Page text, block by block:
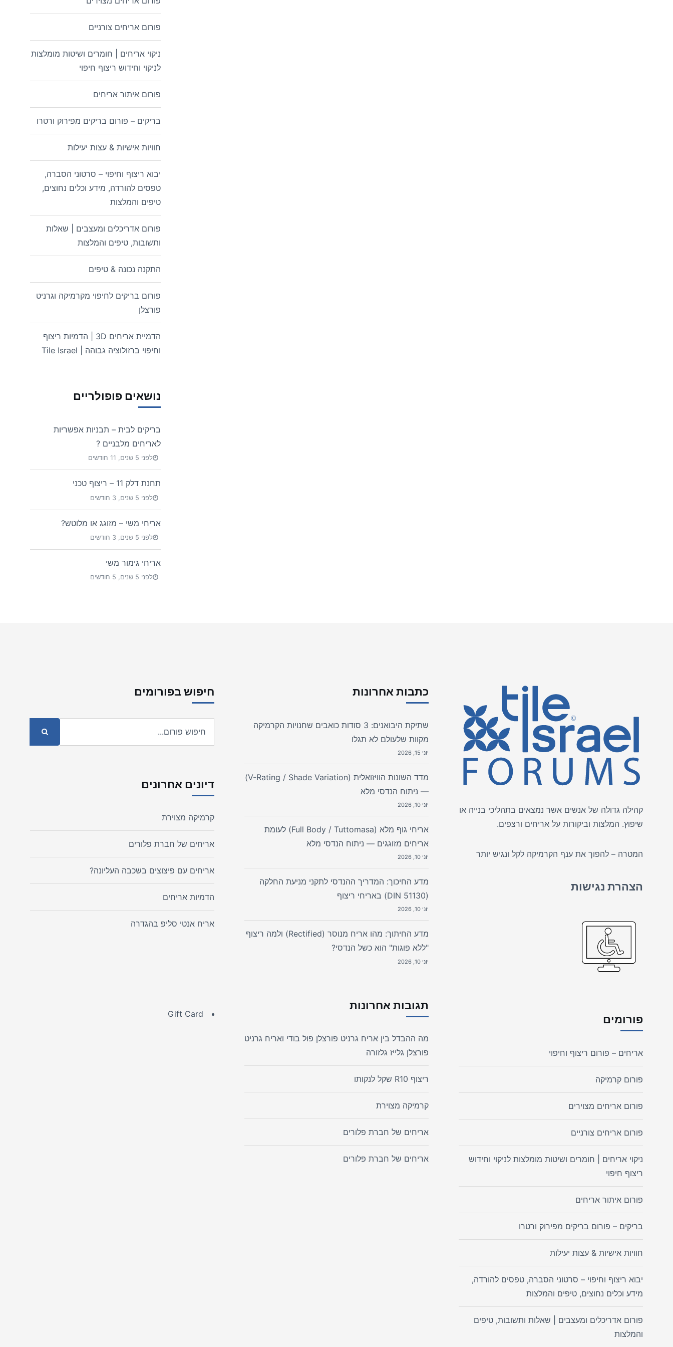
פורום אריחים צורניים
ניקוי אריחים | חומרים ושיטות מומלצות
לניקוי וחידוש ריצוף חיפוי
פורום איתור אריחים
בריקים – פורום בריקים מפירוק ורטרו
חוויות אישיות & עצות יעילות
יבוא ריצוף וחיפוי – סרטוני הסברה,
טפסים להורדה, מידע וכלים נחוצים,
טיפים והמלצות
פורום אדריכלים ומעצבים | שאלות
ותשובות, טיפים והמלצות
התקנה נכונה & טיפים
פורום בריקים לחיפוי מקרמיקה וגרניט
פורצלן
הדמיית אריחים 3D | הדמיות ריצוף
וחיפוי ברזולוציה גבוהה | Tile Israel
נושאים פופולריים
בריקים לבית – תבניות אפשריות
לאריחים מלבניים ?
לפני 5 שנים, 11 חודשים
תחנת דלק 11 – ריצוף טכני
לפני 5 שנים, 3 חודשים
אריחי משי – מזוגג או מלוטש?
לפני 5 שנים, 3 חודשים
אריחי גימור משי
לפני 5 שנים, 5 חודשים
קהילה גדולה של אנשים אשר נמצאים בתהליכי בנייה או
שיפוץ. המלצות וביקורות על אריחים ורצפים.
המטרה – להפוך את ענף הקרמיקה לקל ונגיש יותר
הצהרת נגישות
פורומים
אריחים – פורום ריצוף וחיפוי
פורום קרמיקה
פורום אריחים מצוירים
פורום אריחים צורניים
ניקוי אריחים | חומרים ושיטות מומלצות לניקוי וחידוש
ריצוף חיפוי
פורום איתור אריחים
בריקים – פורום בריקים מפירוק ורטרו
חוויות אישיות & עצות יעילות
יבוא ריצוף וחיפוי – סרטוני הסברה, טפסים להורדה,
מידע וכלים נחוצים, טיפים והמלצות
פורום אדריכלים ומעצבים | שאלות ותשובות, טיפים
והמלצות
כתבות אחרונות
שתיקת היבואנים: 3 סודות כואבים שחנויות הקרמיקה
מקוות שלעולם לא תגלו
יוני 15, 2026
מדד השונות הוויזואלית (V-Rating / Shade Variation)
— ניתוח הנדסי מלא
יוני 10, 2026
אריחי גוף מלא (Full Body / Tuttomasa) לעומת
אריחים מזוגגים — ניתוח הנדסי מלא
יוני 10, 2026
מדע החיכוך: המדריך ההנדסי לתקני מניעת החלקה
(DIN 51130) באריחי ריצוף
יוני 10, 2026
מדע החיתוך: מהו אריח מנוסר (Rectified) ולמה ריצוף
"ללא פוגות" הוא כשל הנדסי?
יוני 10, 2026
תגובות אחרונות
מה ההבדל בין אריח גרניט פורצלן פול בודי ואריח גרניט
פורצלן גלייז גלזורה
ריצוף R10 שקל לנקותו
קרמיקה מצוירת
אריחים של חברת פלורים
אריחים של חברת פלורים
חיפוש בפורומים
דיונים אחרונים
קרמיקה מצוירת
אריחים של חברת פלורים
אריחים עם פיצוצים בשכבה העליונה?
הדמיות אריחים
אריח אנטי סליפ בהגדרה
Gift Card